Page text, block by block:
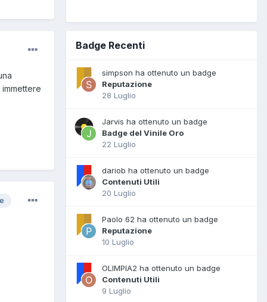
Badge Recenti
simpson ha ottenuto un badge
Reputazione
28 Luglio
Jarvis ha ottenuto un badge
Badge del Vinile Oro
22 Luglio
dariob ha ottenuto un badge
Contenuti Utili
20 Luglio
Paolo 62 ha ottenuto un badge
Reputazione
10 Luglio
OLIMPIA2 ha ottenuto un badge
Contenuti Utili
9 Luglio